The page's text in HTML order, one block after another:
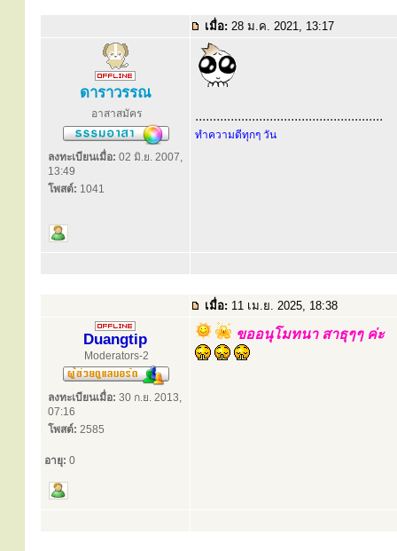
เมื่อ: 28 ม.ค. 2021, 13:17
ดาราวรรณ
อาสาสมัคร
ลงทะเบียนเมื่อ: 02 มิ.ย. 2007,
13:49
โพสต์: 1041
.....................................................
ทำความดีทุกๆ วัน
เมื่อ: 11 เม.ย. 2025, 18:38
Duangtip
Moderators-2
ลงทะเบียนเมื่อ: 30 ก.ย. 2013,
07:16
โพสต์: 2585
อายุ: 0
ขออนุโมทนา สาธุๆๆ ค่ะ